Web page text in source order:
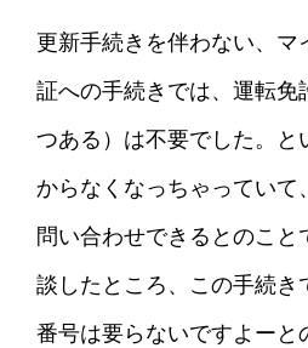
更新手続きを伴わない、マ
証への手続きでは、運転免
つある）は不要でした。と
からなくなっちゃっていて
問い合わせできるとのこと
談したところ、この手続き
番号は要らないですよーと